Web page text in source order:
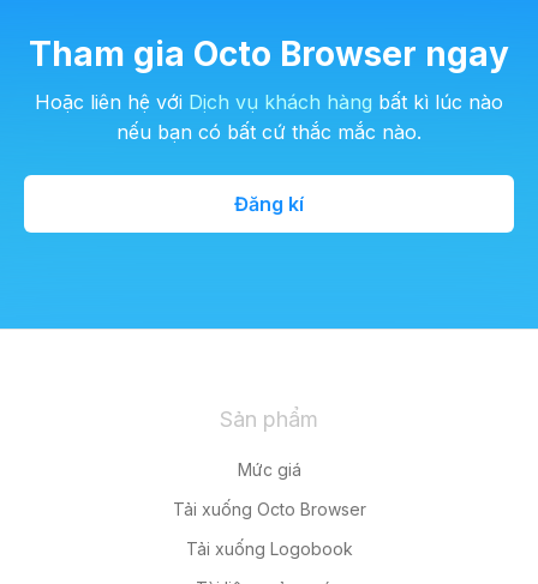
Tham gia Octo Browser ngay
Hoặc liên hệ với Dịch vụ khách hàng bất kì lúc nào
nếu bạn có bất cứ thắc mắc nào.
Đăng kí
Sản phẩm
Mức giá
Tải xuống Octo Browser
Tải xuống Logobook